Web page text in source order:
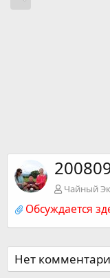
Чайный
Обсуждается
Нет